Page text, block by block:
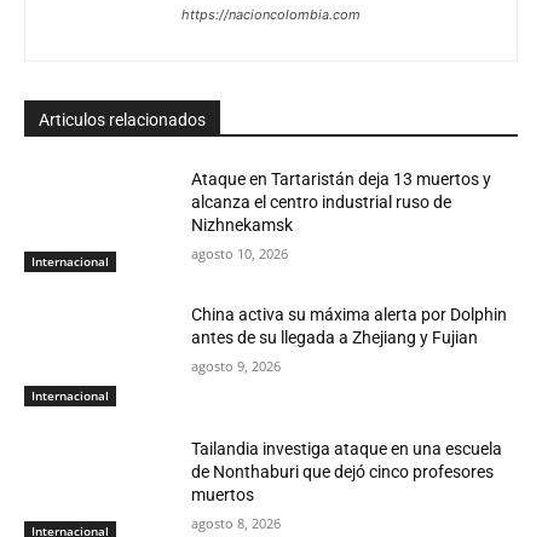
https://nacioncolombia.com
Articulos relacionados
Internacional
Ataque en Tartaristán deja 13 muertos y
alcanza el centro industrial ruso de
Nizhnekamsk
agosto 10, 2026
Internacional
China activa su máxima alerta por Dolphin
antes de su llegada a Zhejiang y Fujian
agosto 9, 2026
Internacional
Tailandia investiga ataque en una escuela
de Nonthaburi que dejó cinco profesores
muertos
agosto 8, 2026